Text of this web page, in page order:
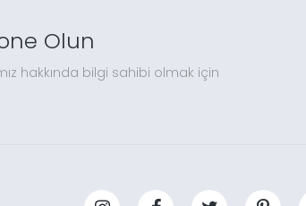
Olun
hakkında bilgi sahibi olmak için